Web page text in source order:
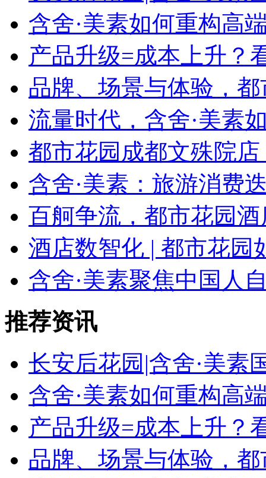
含舍·美素如何重构高
产品升级=成本上升？
品牌、场景与体验，
流量时代，含舍·美素
都市花园成都文殊院
含舍·美素：旅游消费
百舸争流，都市花园
酒店数智化 | 都市花园
含舍·美素聚焦中国人
推荐资讯
长安后花园|含舍·美素
含舍·美素如何重构高
产品升级=成本上升？
品牌、场景与体验，